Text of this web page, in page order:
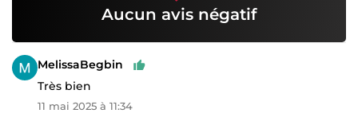
Aucun avis négatif
MelissaBegbin
Très bien
11 mai 2025 à 11:34